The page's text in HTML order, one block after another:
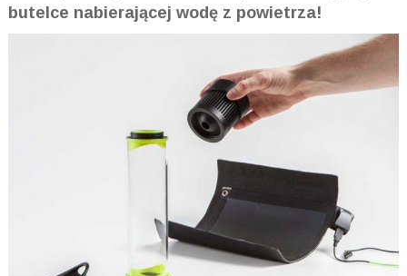
butelce nabierającej wodę z powietrza!